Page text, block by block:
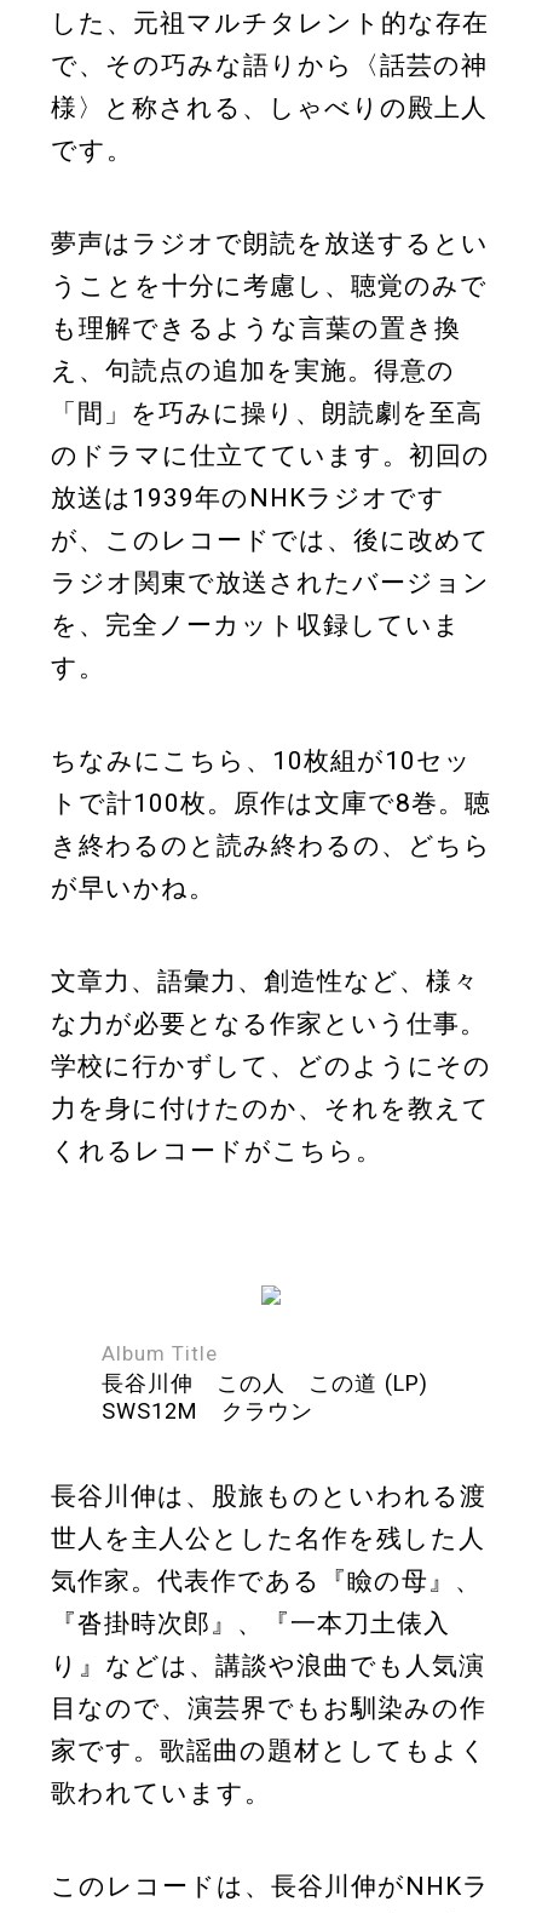
した、元祖マルチタレント的な存在
で、その巧みな語りから〈話芸の神
様〉と称される、しゃべりの殿上人
です。
夢声はラジオで朗読を放送するとい
うことを十分に考慮し、聴覚のみで
も理解できるような言葉の置き換
え、句読点の追加を実施。得意の
「間」を巧みに操り、朗読劇を至高
のドラマに仕立てています。初回の
放送は1939年のNHKラジオです
が、このレコードでは、後に改めて
ラジオ関東で放送されたバージョン
を、完全ノーカット収録していま
す。
ちなみにこちら、10枚組が10セッ
トで計100枚。原作は文庫で8巻。聴
き終わるのと読み終わるの、どちら
が早いかね。
文章力、語彙力、創造性など、様々
な力が必要となる作家という仕事。
学校に行かずして、どのようにその
力を身に付けたのか、それを教えて
くれるレコードがこちら。
Album Title
長谷川伸 この人 この道 (LP)
SWS12M クラウン
長谷川伸は、股旅ものといわれる渡
世人を主人公とした名作を残した人
気作家。代表作である『瞼の母』、
『沓掛時次郎』、『一本刀土俵入
り』などは、講談や浪曲でも人気演
目なので、演芸界でもお馴染みの作
家です。歌謡曲の題材としてもよく
歌われています。
このレコードは、長谷川伸がNHKラ